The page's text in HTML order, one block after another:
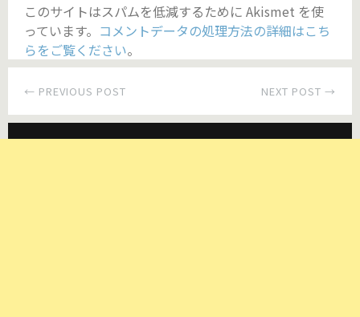
このサイトはスパムを低減するために Akismet を使
っています。 コメントデータの処理方法の詳細はこち
らをご覧ください。
NEXT POST →
← PREVIOUS POST